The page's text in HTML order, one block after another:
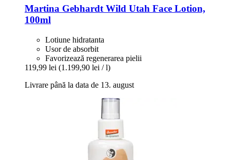
Martina GebhardtWild Utah Face Lotion,
100ml
Lotiune hidratanta
Usor de absorbit
Favorizează regenerarea pielii
119,99 lei (1.199,90 lei / l)
Livrare până la data de 13. august